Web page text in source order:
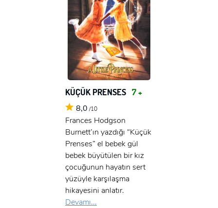
KÜÇÜK PRENSES 7 +
8,0 /10
Frances Hodgson
Burnett’ın yazdığı “Küçük
Prenses” el bebek gül
bebek büyütülen bir kız
çocuğunun hayatın sert
yüzüyle karşılaşma
hikayesini anlatır.
Devamı...